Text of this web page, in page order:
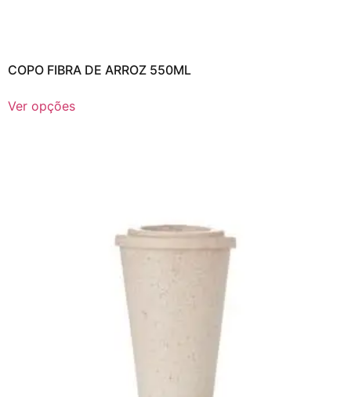
COPO FIBRA DE ARROZ 550ML
Ver opções